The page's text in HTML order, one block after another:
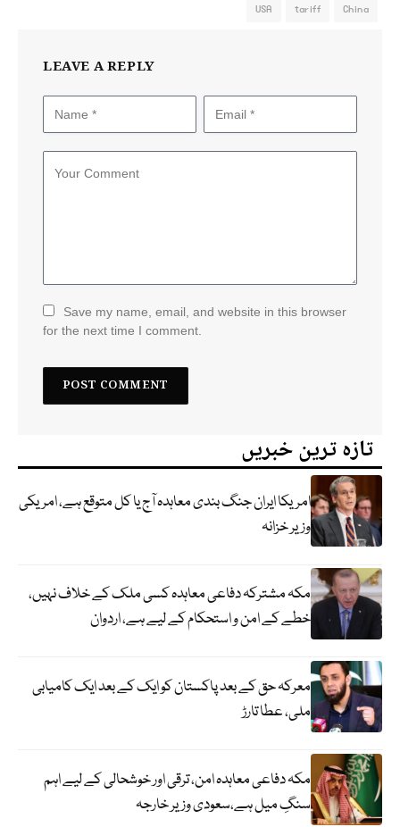
China
tariff
USA
LEAVE A REPLY
Save my name, email, and website in this browser
for the next time I comment.
تازہ ترین خبریں
امریکا ایران جنگ بندی معاہدہ آج یا کل متوقع ہے، امریکی
وزیر خزانہ
مکہ مشترکہ دفاعی معاہدہ کسی ملک کے خلاف نہیں،
خطے کے امن و استحکام کے لیے ہے، اردوان
معرکہ حق کے بعد پاکستان کو ایک کے بعد ایک کامیابی
ملی، عطا تارڑ
مکہ دفاعی معاہدہ امن، ترقی اور خوشحالی کے لیے اہم
سنگِ میل ہے،سعودی وزیر خارجہ